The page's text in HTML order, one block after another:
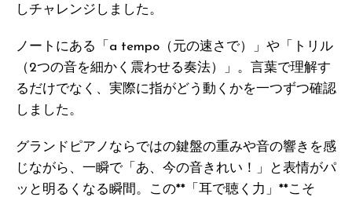
しチャレンジしました。
ノートにある「a tempo（元の速さで）」や「トリル
（2つの音を細かく震わせる奏法）」。言葉で理解す
るだけでなく、実際に指がどう動くかを一つずつ確認
しました。
グランドピアノならではの鍵盤の重みや音の響きを感
じながら、一瞬で「あ、今の音きれい！」と表情がパ
ッと明るくなる瞬間。この**「耳で聴く力」**こそ